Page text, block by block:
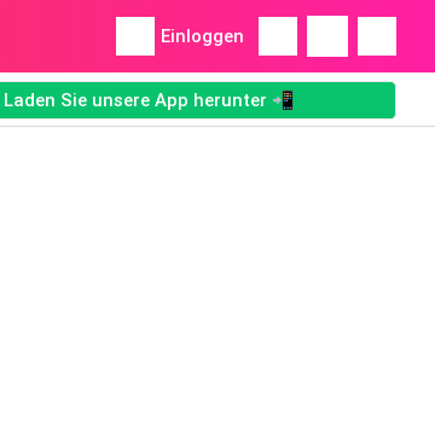
Einloggen
Laden Sie unsere App herunter 📲